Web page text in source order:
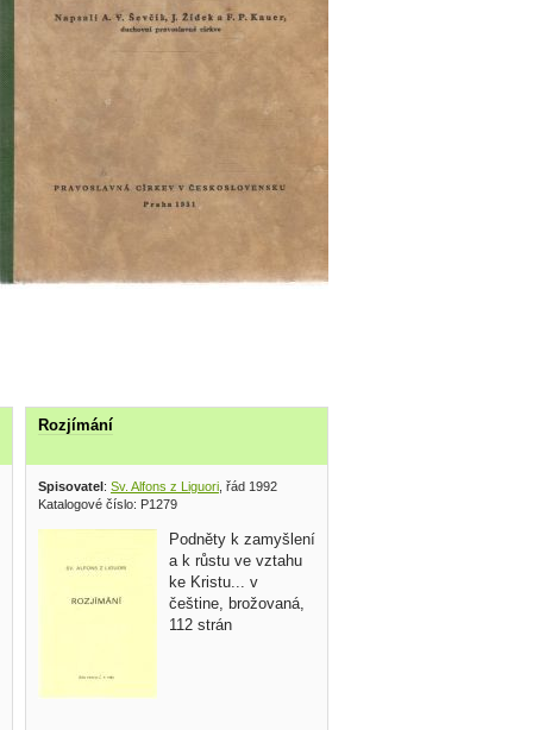
Rozjímání
Spisovatel: Sv. Alfons z Liguori , řád 1992
Katalogové číslo: P1279
Podněty k zamyšlení
a k růstu ve vztahu
ke Kristu... v
češtine, brožovaná,
112 strán